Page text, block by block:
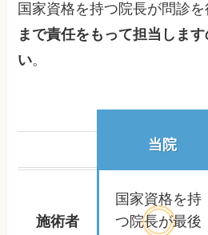
国家資格を持つ院長が問診
まで責任をもって担当しま
い。
当院
施術者
国家資格を持
つ院長が最後